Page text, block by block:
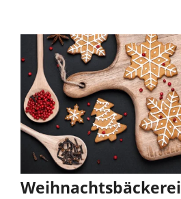
Weihnachtsbäckerei